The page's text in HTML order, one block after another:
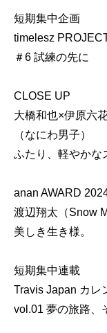
短期集中企画
timelesz
＃6 試練の先に
CLOSE UP
大橋和也×伊原六
（なにわ男子）
ふたり、軽やかな
anan AWARD
渡辺翔太（Snow
美しき生き様。
短期集中連載
Travis Japan カレ
vol.01 夢の旅路、